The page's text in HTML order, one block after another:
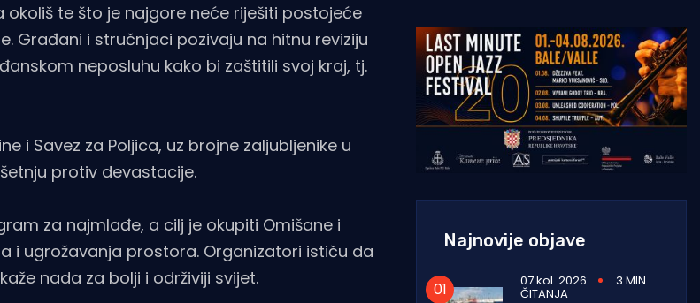
te što je najgore neće riješiti postojeće
Građani i stručnjaci pozivaju na hitnu reviziju
neposluhu kako bi zaštitili svoj kraj, tj.
i Savez za Poljica, uz brojne zaljubljenike u
protiv devastacije.
za najmlađe, a cilj je okupiti Omišane i
i ugrožavanja prostora. Organizatori ističu da
nada za bolji i održiviji svijet.
Najnovije objave
07 kol. 2026 3 MIN.
ČITANJA